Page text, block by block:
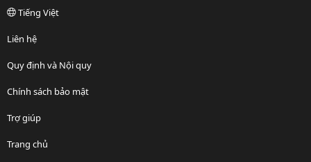
Tiếng Việt
Liên hệ
Quy định và Nội quy
Chính sách bảo mật
Trợ giúp
Trang chủ